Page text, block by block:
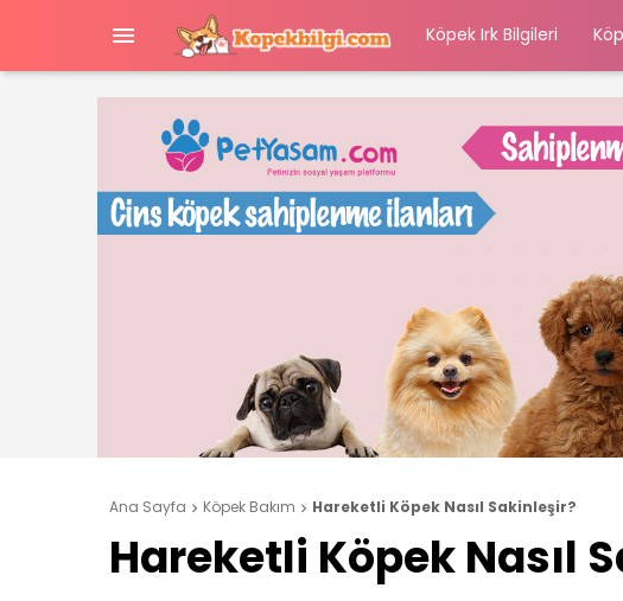
 Köpek Irk Bilgileri
Ana Sayfa  Köpek Bakım  Hareketli Köpek Nasıl Sakinleşir?
Hareketli Köpek Nasıl